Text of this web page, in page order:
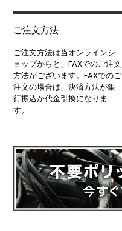
ご注文方法
ご注文方法は当オンラインシ
ョップからと、FAXでのご注文
方法がございます。FAXでのご
注文の場合は、決済方法が銀
行振込か代金引換になりま
す。